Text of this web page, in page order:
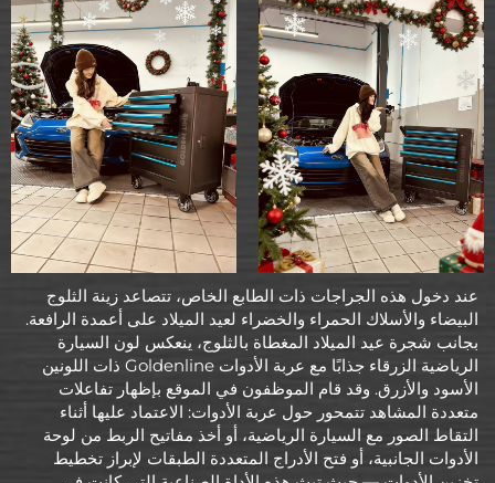
عند دخول هذه الجراجات ذات الطابع الخاص، تتصاعد زينة الثلوج
البيضاء والأسلاك الحمراء والخضراء لعيد الميلاد على أعمدة الرافعة.
بجانب شجرة عيد الميلاد المغطاة بالثلوج، ينعكس لون السيارة
الرياضية الزرقاء جذابًا مع عربة الأدوات Goldenline ذات اللونين
الأسود والأزرق. وقد قام الموظفون في الموقع بإظهار تفاعلات
متعددة المشاهد تتمحور حول عربة الأدوات: الاعتماد عليها أثناء
التقاط الصور مع السيارة الرياضية، أو أخذ مفاتيح الربط من لوحة
الأدوات الجانبية، أو فتح الأدراج المتعددة الطبقات لإبراز تخطيط